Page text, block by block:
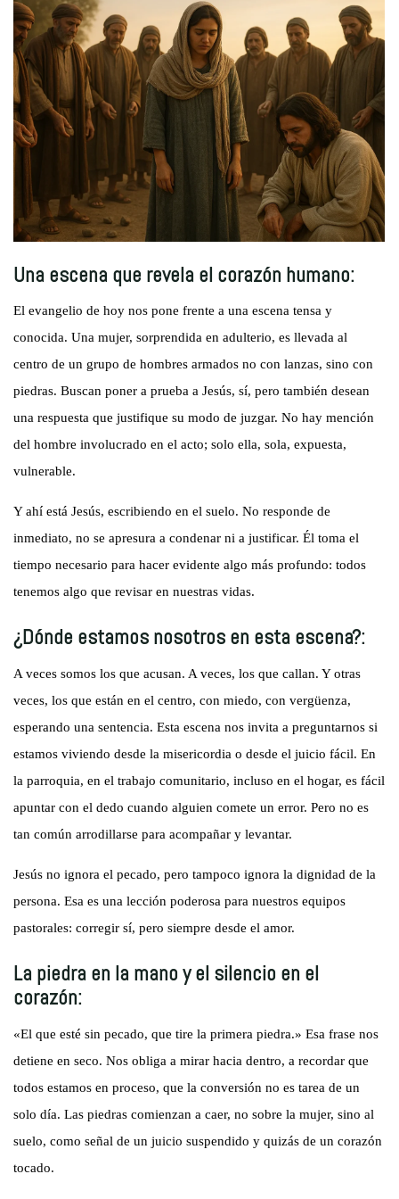
Una escena que revela el corazón humano:
El evangelio de hoy nos pone frente a una escena tensa y
conocida. Una mujer, sorprendida en adulterio, es llevada al
centro de un grupo de hombres armados no con lanzas, sino con
piedras. Buscan poner a prueba a Jesús, sí, pero también desean
una respuesta que justifique su modo de juzgar. No hay mención
del hombre involucrado en el acto; solo ella, sola, expuesta,
vulnerable.
Y ahí está Jesús, escribiendo en el suelo. No responde de
inmediato, no se apresura a condenar ni a justificar. Él toma el
tiempo necesario para hacer evidente algo más profundo: todos
tenemos algo que revisar en nuestras vidas.
¿Dónde estamos nosotros en esta escena?:
A veces somos los que acusan. A veces, los que callan. Y otras
veces, los que están en el centro, con miedo, con vergüenza,
esperando una sentencia. Esta escena nos invita a preguntarnos si
estamos viviendo desde la misericordia o desde el juicio fácil. En
la parroquia, en el trabajo comunitario, incluso en el hogar, es fácil
apuntar con el dedo cuando alguien comete un error. Pero no es
tan común arrodillarse para acompañar y levantar.
Jesús no ignora el pecado, pero tampoco ignora la dignidad de la
persona. Esa es una lección poderosa para nuestros equipos
pastorales: corregir sí, pero siempre desde el amor.
La piedra en la mano y el silencio en el
corazón:
«El que esté sin pecado, que tire la primera piedra.» Esa frase nos
detiene en seco. Nos obliga a mirar hacia dentro, a recordar que
todos estamos en proceso, que la conversión no es tarea de un
solo día. Las piedras comienzan a caer, no sobre la mujer, sino al
suelo, como señal de un juicio suspendido y quizás de un corazón
tocado.